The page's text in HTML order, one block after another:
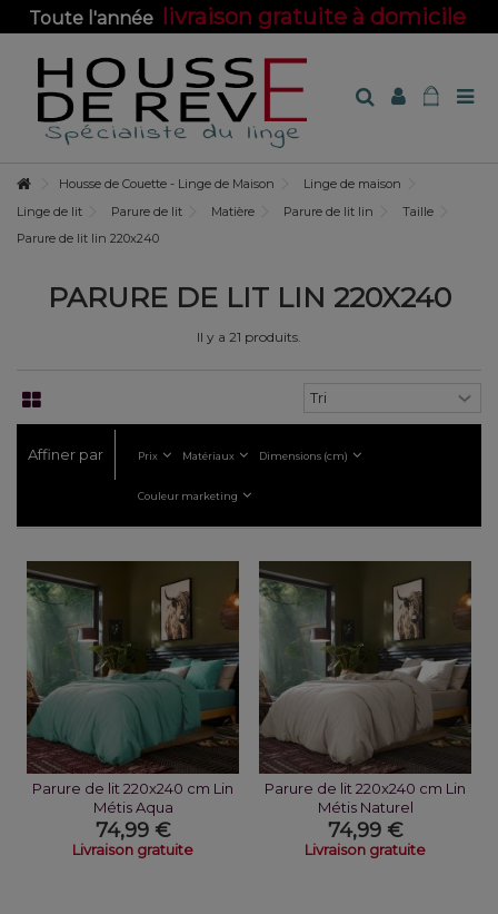
Toute l'année livraison gratuite à domicile
Housse de Couette - Linge de Maison
Linge de maison
Linge de lit
Parure de lit Matière Parure de lit lin
Taille
Parure de lit lin 220x240
PARURE DE LIT LIN 220X240
Il y a 21 produits.
Affiner par Prix Matériaux Dimensions (cm)
Couleur marketing
Parure de lit 220x240 cm Lin
Métis Aqua
74,99 €
Livraison gratuite
Parure de lit 220x240 cm Lin
Métis Naturel
74,99 €
Livraison gratuite